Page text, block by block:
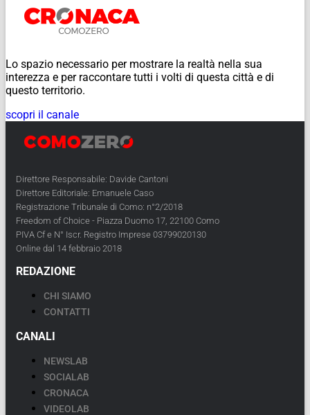
Lo spazio necessario per mostrare la realtà nella sua
interezza e per raccontare tutti i volti di questa città e di
questo territorio.
scopri il canale
Direttore Responsabile: Davide Cantoni
Direttore Editoriale: Emanuele Caso
Registrazione Tribunale di Como: n°2/2018
Freedom of Choice - Piazza Duomo 17, 22100 Como
PIVA Cf e N° Iscr. Registro Imprese 03799020130
Online dal 14 febbraio 2018
REDAZIONE
CHI SIAMO
CONTATTI
CANALI
NEWSLAB
SOCIALAB
CRONACA
VIDEOLAB